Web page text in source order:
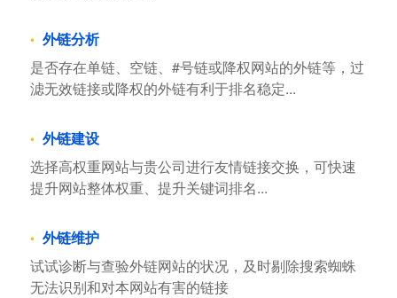
外链分析
是否存在单链、空链、#号链或降权网站的外链等，过
滤无效链接或降权的外链有利于排名稳定...
外链建设
选择高权重网站与贵公司进行友情链接交换，可快速
提升网站整体权重、提升关键词排名...
外链维护
试试诊断与查验外链网站的状况，及时剔除搜索蜘蛛
无法识别和对本网站有害的链接